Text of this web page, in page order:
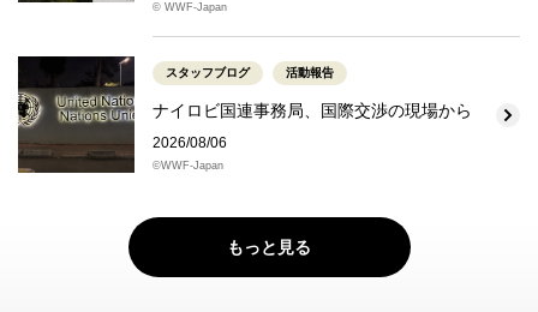
© WWF-Japan
スタッフブログ 活動報告
ナイロビ国連事務局、国際交渉の現場から
2026/08/06
©WWF-Japan
もっと見る